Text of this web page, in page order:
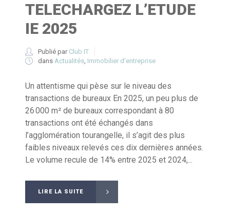
TELECHARGEZ L’ETUDE
IE 2025
Publié par Club IT
dans Actualités, Immobilier d'entreprise
Un attentisme qui pèse sur le niveau des
transactions de bureaux En 2025, un peu plus de
26 000 m² de bureaux correspondant à 80
transactions ont été échangés dans
l’agglomération tourangelle, il s’agit des plus
faibles niveaux relevés ces dix dernières années.
Le volume recule de 14% entre 2025 et 2024,...
LIRE LA SUITE